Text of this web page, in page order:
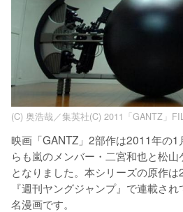
(C) 奥浩哉／集英社(C) 2011「GANTZ」
映画「GANTZ」2部作は2011年の1
らも嵐のメンバー・二宮和也と松
となりました。本シリーズの原作
『週刊ヤングジャンプ』で連載さ
名漫画です。